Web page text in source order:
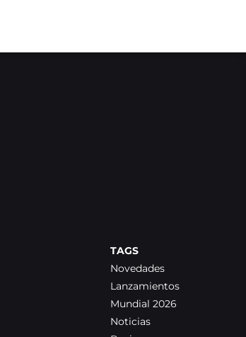
TAGS
Novedades
Lanzamientos
Mundial 2026
Noticias